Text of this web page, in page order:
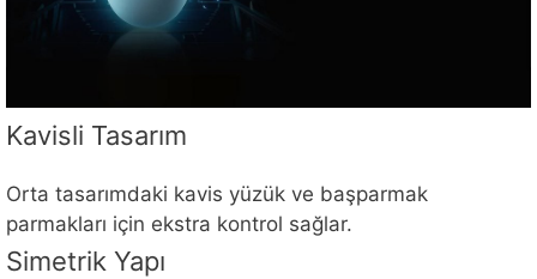
Kavisli Tasarım
Orta tasarımdaki kavis yüzük ve başparmak
parmakları için ekstra kontrol sağlar.
Simetrik Yapı